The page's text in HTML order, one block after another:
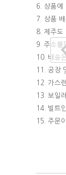
6. 상품에
7. 상품
8. 제주도
9. 주소불
10. 배송
11. 공장
12. 가스
13. 보일
14. 빌트
15. 주문